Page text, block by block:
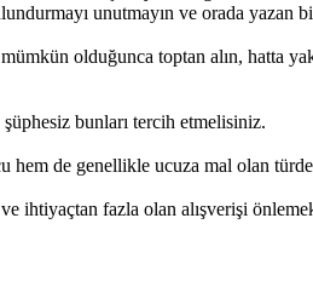
unutmayın ve orada yazan
olduğunca toptan alın, hatta
bunları tercih etmelisiniz.
de genellikle ucuza mal olan
ihtiyaçtan fazla olan alışverişi